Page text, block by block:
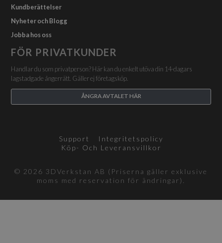
Kundberättelser
Nyheter och Blogg
Jobba hos oss
FÖR PRIVATKUNDER
Handlar du som privatperson? Här kan du enkelt utöva din 14-dagars
lagstadgade ångerrätt. Gäller ej företagsköp.
ÅNGRA AVTALET HÄR
Support
Integritetspolicy
Köp- Och Leveransvillkor
© 2026 3DVerkstan AB (Priserna gäller exklusive
moms med reservation för ändringar).